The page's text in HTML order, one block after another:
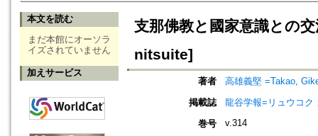
本文を読む
まだ本館にオーソラ
イズされていません
加えサービス
支那佛教と國家意識との
nitsuite]
著者
高雄義堅 =Takao,
掲載誌
龍谷学報=リュウコク
巻号
v.314